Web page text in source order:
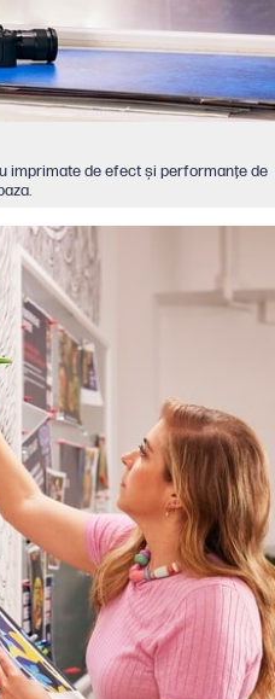
imprimate de efect şi performanţe de